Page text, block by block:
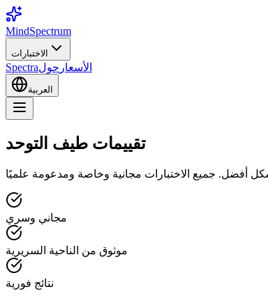
MindSpectrum
الاختبارات
Spectra الأسعار حول
العربية
تقييمات طيف التوحد
مجاني وسري
موثوق من الناحية السريرية
نتائج فورية